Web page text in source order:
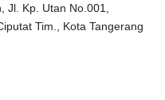
Jl. Kp. Utan No.001,
Tim., Kota Tangerang